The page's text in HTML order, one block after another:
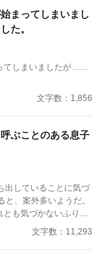
まってしまいまし
た。
てしまいましたが……
文字数：1,856
ぶことのある息子
出していることに気づ
、案外多いようだ。
も気づかないふりを
文字数：11,293